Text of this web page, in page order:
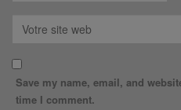
Save my name, email, and
time I comment.